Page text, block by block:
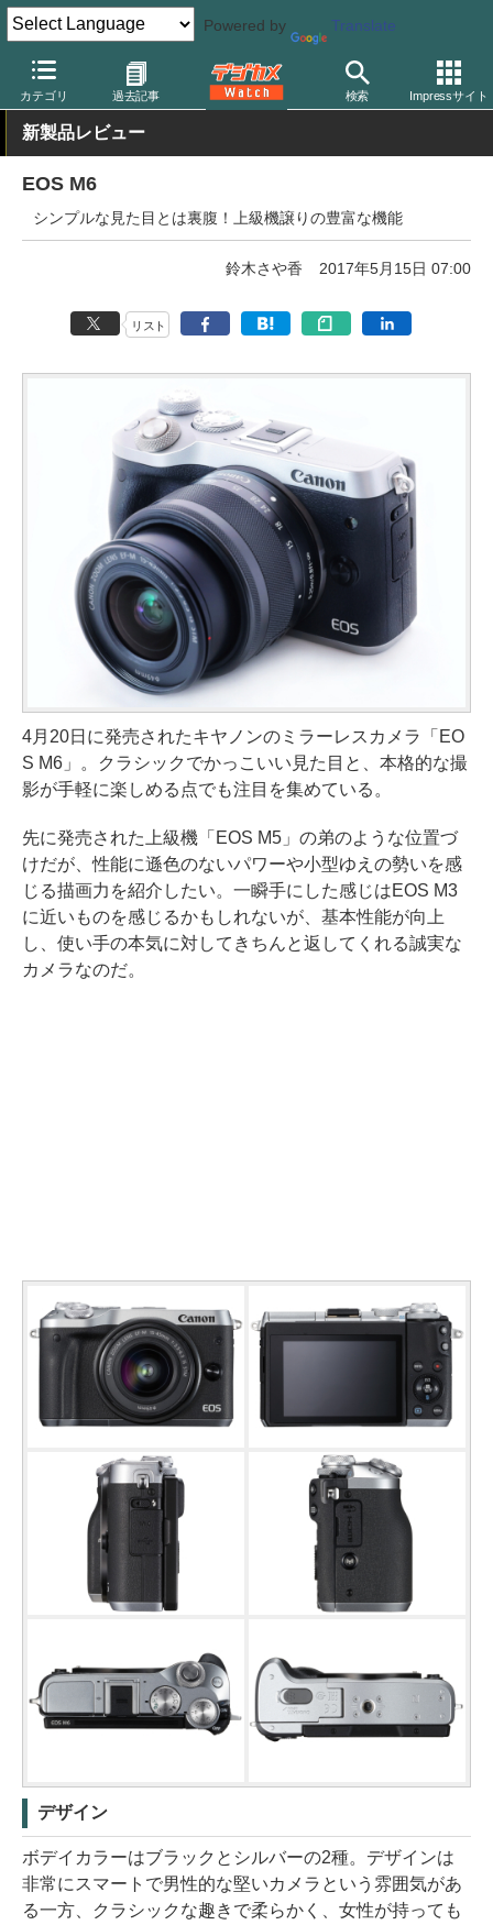
Powered by Translate
カテゴリ 過去記事 検索 Impressサイト
デジカメ Watch カメラ ミラーレスカメラ キヤノン
新製品レビュー
EOS M6
シンプルな見た目とは裏腹！上級機譲りの豊富な機能
鈴木さや香 2017年5月15日 07:00
リスト
4月20日に発売されたキヤノンのミラーレスカメラ「EO
S M6」。クラシックでかっこいい見た目と、本格的な撮
影が手軽に楽しめる点でも注目を集めている。
先に発売された上級機「EOS M5」の弟のような位置づ
けだが、性能に遜色のないパワーや小型ゆえの勢いを感
じる描画力を紹介したい。一瞬手にした感じはEOS M3
に近いものを感じるかもしれないが、基本性能が向上
し、使い手の本気に対してきちんと返してくれる誠実な
カメラなのだ。
デザイン
ボデイカラーはブラックとシルバーの2種。デザインは
非常にスマートで男性的な堅いカメラという雰囲気があ
る一方、クラシックな趣きで柔らかく、女性が持っても